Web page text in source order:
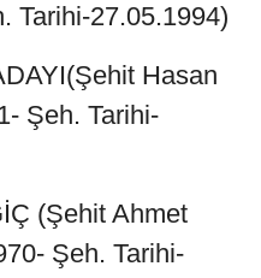
Tarihi-27.05.1994)
Hasan
Şeh. Tarihi-
(Şehit Ahmet
Şeh. Tarihi-